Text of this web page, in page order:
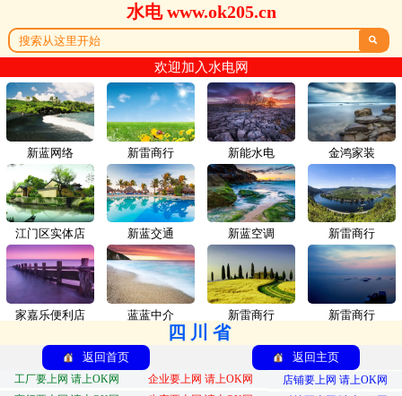
水电 www.ok205.cn

欢迎加入水电网
新蓝网络 新雷商行
江门区实体店 新蓝交通
家嘉乐便利店 蓝蓝中介
新能水电 金鸿家装
新蓝空调 新雷商行
新雷商行 新雷商行
四川省
返回首页 返回主页
工厂要上网 请上OK网 企业要上网 请上OK网
店铺要上网 请上OK网